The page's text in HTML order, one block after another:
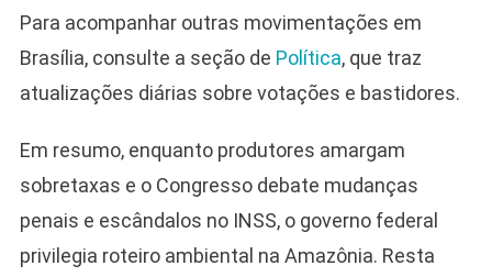
Para acompanhar outras movimentações em
Brasília, consulte a seção de Política, que traz
atualizações diárias sobre votações e bastidores.
Em resumo, enquanto produtores amargam
sobretaxas e o Congresso debate mudanças
penais e escândalos no INSS, o governo federal
privilegia roteiro ambiental na Amazônia. Resta